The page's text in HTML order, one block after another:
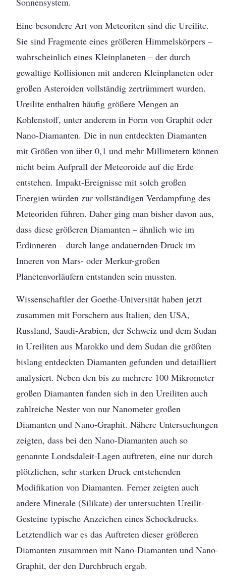
Eine besondere Art von Meteoriten sind die Ureilite.
Sie sind Fragmente eines größeren Himmelskörpers –
wahrscheinlich eines Kleinplaneten – der durch
gewaltige Kollisionen mit anderen Kleinplaneten oder
großen Asteroiden vollständig zertrümmert wurden.
Ureilite enthalten häufig größere Mengen an
Kohlenstoff, unter anderem in Form von Graphit oder
Nano-Diamanten. Die in nun entdeckten Diamanten
mit Größen von über 0,1 und mehr Millimetern können
nicht beim Aufprall der Meteoroide auf die Erde
entstehen. Impakt-Ereignisse mit solch großen
Energien würden zur vollständigen Verdampfung des
Meteoriden führen. Daher ging man bisher davon aus,
dass diese größeren Diamanten – ähnlich wie im
Erdinneren – durch lange andauernden Druck im
Inneren von Mars- oder Merkur-großen
Planetenvorläufern entstanden sein mussten.
Wissenschaftler der Goethe-Universität haben jetzt
zusammen mit Forschern aus Italien, den USA,
Russland, Saudi-Arabien, der Schweiz und dem Sudan
in Ureiliten aus Marokko und dem Sudan die größten
bislang entdeckten Diamanten gefunden und detailliert
analysiert. Neben den bis zu mehrere 100 Mikrometer
großen Diamanten fanden sich in den Ureiliten auch
zahlreiche Nester von nur Nanometer großen
Diamanten und Nano-Graphit. Nähere Untersuchungen
zeigten, dass bei den Nano-Diamanten auch so
genannte Londsdaleit-Lagen auftreten, eine nur durch
plötzlichen, sehr starken Druck entstehenden
Modifikation von Diamanten. Ferner zeigten auch
andere Minerale (Silikate) der untersuchten Ureilit-
Gesteine typische Anzeichen eines Schockdrucks.
Letztendlich war es das Auftreten dieser größeren
Diamanten zusammen mit Nano-Diamanten und Nano-
Graphit, der den Durchbruch ergab.